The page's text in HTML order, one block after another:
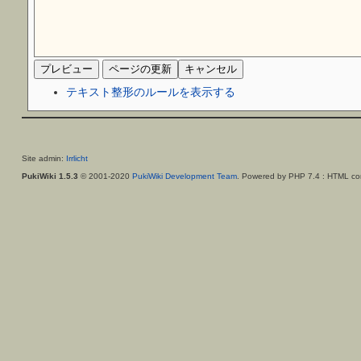
テキスト整形のルールを表示する
Site admin: Irrlicht
PukiWiki 1.5.3 © 2001-2020 PukiWiki Development Team. Powered by PHP 7.4 : HTML